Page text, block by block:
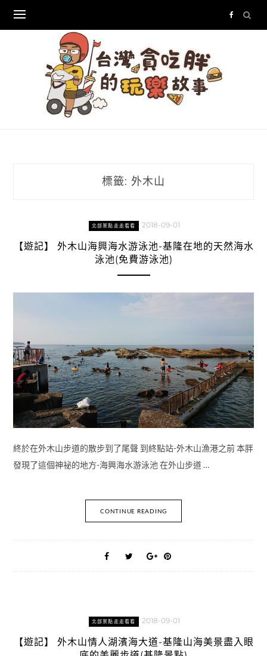
content
標籤: 外木山
北部景點走走看看 2018-09-01
【遊記】 外木山海興海水游泳池-基隆在地的天然海水
泳池(免費游泳池)
終於在外木山步道的散步到了尾聲 到終點站-外木山漁港之前 本胖
發現了這個神祕的地方-海興海水游泳池 在外山步道 …
CONTINUE READING
北部景點走走看看 2018-09-01
【遊記】 外木山情人湖濱海大道-基隆山海美景盡入眼